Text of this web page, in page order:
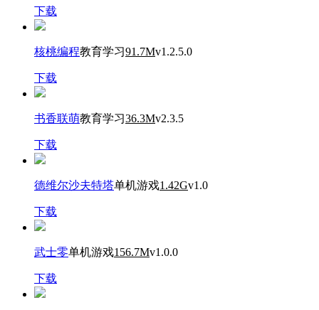
下载
核桃编程教育学习91.7Mv1.2.5.0
下载
书香联萌教育学习36.3Mv2.3.5
下载
德维尔沙夫特塔单机游戏1.42Gv1.0
下载
武士零单机游戏156.7Mv1.0.0
下载